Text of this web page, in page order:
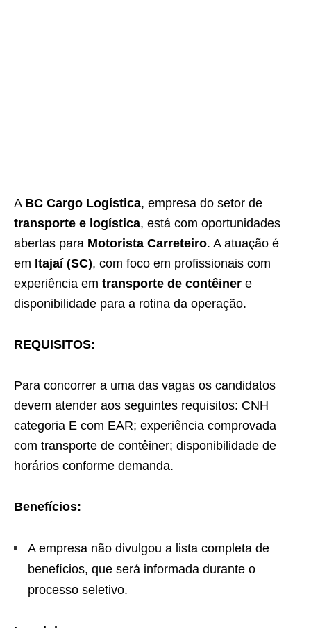
A BC Cargo Logística, empresa do setor de
transporte e logística, está com oportunidades
abertas para Motorista Carreteiro. A atuação é
em Itajaí (SC), com foco em profissionais com
experiência em transporte de contêiner e
disponibilidade para a rotina da operação.
REQUISITOS:
Para concorrer a uma das vagas os candidatos
devem atender aos seguintes requisitos: CNH
categoria E com EAR; experiência comprovada
com transporte de contêiner; disponibilidade de
horários conforme demanda.
Benefícios:
A empresa não divulgou a lista completa de
benefícios, que será informada durante o
processo seletivo.